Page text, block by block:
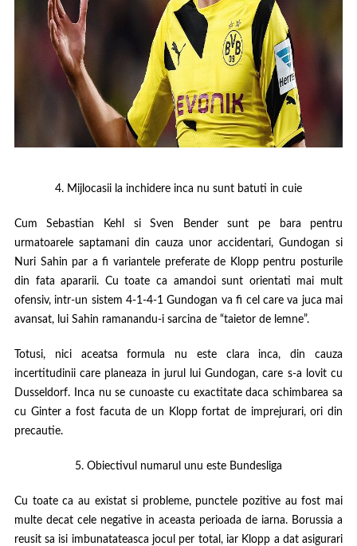
4. Mijlocasii la inchidere inca nu sunt batuti in cuie
Cum Sebastian Kehl si Sven Bender sunt pe bara pentru
urmatoarele saptamani din cauza unor accidentari, Gundogan si
Nuri Sahin par a fi variantele preferate de Klopp pentru posturile
din fata apararii. Cu toate ca amandoi sunt orientati mai mult
ofensiv, intr-un sistem 4-1-4-1 Gundogan va fi cel care va juca mai
avansat, lui Sahin ramanandu-i sarcina de “taietor de lemne”.
Totusi, nici aceatsa formula nu este clara inca, din cauza
incertitudinii care planeaza in jurul lui Gundogan, care s-a lovit cu
Dusseldorf. Inca nu se cunoaste cu exactitate daca schimbarea sa
cu Ginter a fost facuta de un Klopp fortat de imprejurari, ori din
precautie.
5. Obiectivul numarul unu este Bundesliga
Cu toate ca au existat si probleme, punctele pozitive au fost mai
multe decat cele negative in aceasta perioada de iarna. Borussia a
reusit sa isi imbunatateasca jocul per total, iar Klopp a dat asigurari